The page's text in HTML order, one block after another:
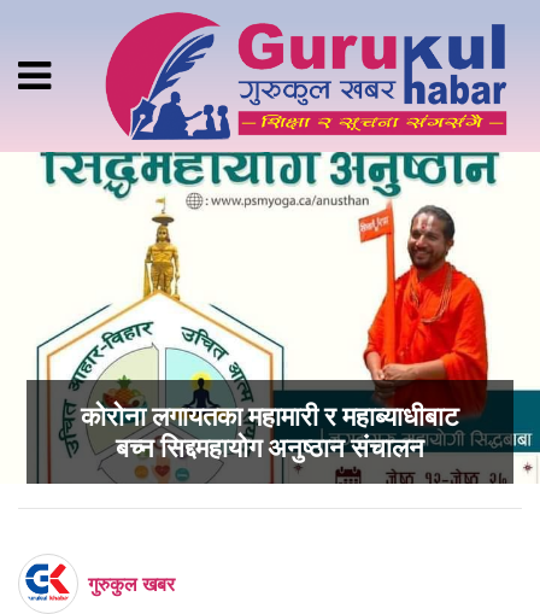
कोरोना लगायतका महामारी र महाब्याधीबाट
बच्न सिद्दमहायोग अनुष्ठान संचालन
गुरुकुल खबर